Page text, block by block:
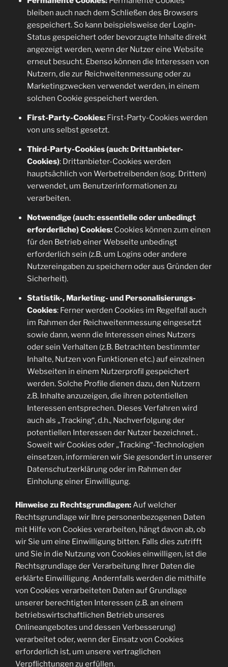
bleiben auch nach dem Schließen des Browsers
gespeichert. So kann beispielsweise der Login-
Status gespeichert oder bevorzugte Inhalte direkt
angezeigt werden, wenn der Nutzer eine Website
erneut besucht. Ebenso können die Interessen von
Nutzern, die zur Reichweitenmessung oder zu
Marketingzwecken verwendet werden, in einem
solchen Cookie gespeichert werden.
First-Party-Cookies:First-Party-Cookies werden
von uns selbst gesetzt.
Third-Party-Cookies (auch: Drittanbieter-
Cookies): Drittanbieter-Cookies werden
hauptsächlich von Werbetreibenden (sog. Dritten)
verwendet, um Benutzerinformationen zu
verarbeiten.
Notwendige (auch: essentielle oder unbedingt
erforderliche) Cookies:Cookies können zum einen
für den Betrieb einer Webseite unbedingt
erforderlich sein (z.B. um Logins oder andere
Nutzereingaben zu speichern oder aus Gründen der
Sicherheit).
Statistik-, Marketing- und Personalisierungs-
Cookies: Ferner werden Cookies im Regelfall auch
im Rahmen der Reichweitenmessung eingesetzt
sowie dann, wenn die Interessen eines Nutzers
oder sein Verhalten (z.B. Betrachten bestimmter
Inhalte, Nutzen von Funktionen etc.) auf einzelnen
Webseiten in einem Nutzerprofil gespeichert
werden. Solche Profile dienen dazu, den Nutzern
z.B. Inhalte anzuzeigen, die ihren potentiellen
Interessen entsprechen. Dieses Verfahren wird
auch als „Tracking“, d.h., Nachverfolgung der
potentiellen Interessen der Nutzer bezeichnet. .
Soweit wir Cookies oder „Tracking“-Technologien
einsetzen, informieren wir Sie gesondert in unserer
Datenschutzerklärung oder im Rahmen der
Einholung einer Einwilligung.
Hinweise zu Rechtsgrundlagen:Auf welcher
Rechtsgrundlage wir Ihre personenbezogenen Daten
mit Hilfe von Cookies verarbeiten, hängt davon ab, ob
wir Sie um eine Einwilligung bitten. Falls dies zutrifft
und Sie in die Nutzung von Cookies einwilligen, ist die
Rechtsgrundlage der Verarbeitung Ihrer Daten die
erklärte Einwilligung. Andernfalls werden die mithilfe
von Cookies verarbeiteten Daten auf Grundlage
unserer berechtigten Interessen (z.B. an einem
betriebswirtschaftlichen Betrieb unseres
Onlineangebotes und dessen Verbesserung)
verarbeitet oder, wenn der Einsatz von Cookies
erforderlich ist, um unsere vertraglichen
Verpflichtungen zu erfüllen.